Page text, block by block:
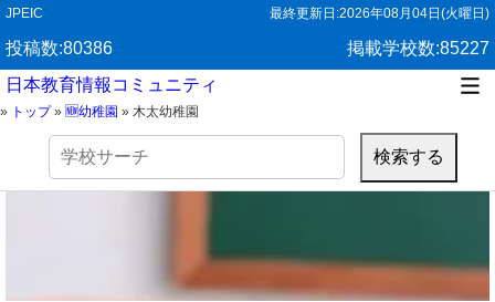
JPEIC 最終更新日:2026年08月04日(火曜日)
投稿数:80386
掲載学校数:85227
日本教育情報コミュニティ
» トップ» 🆕幼稚園 » 木太幼稚園
検